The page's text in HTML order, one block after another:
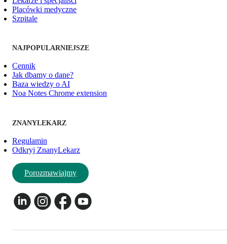
Placówki medyczne
Szpitale
NAJPOPULARNIEJSZE
Cennik
Jak dbamy o dane?
Baza wiedzy o AI
Noa Notes Chrome extension
ZNANYLEKARZ
Regulamin
Odkryj ZnanyLekarz
Porozmawiajmy